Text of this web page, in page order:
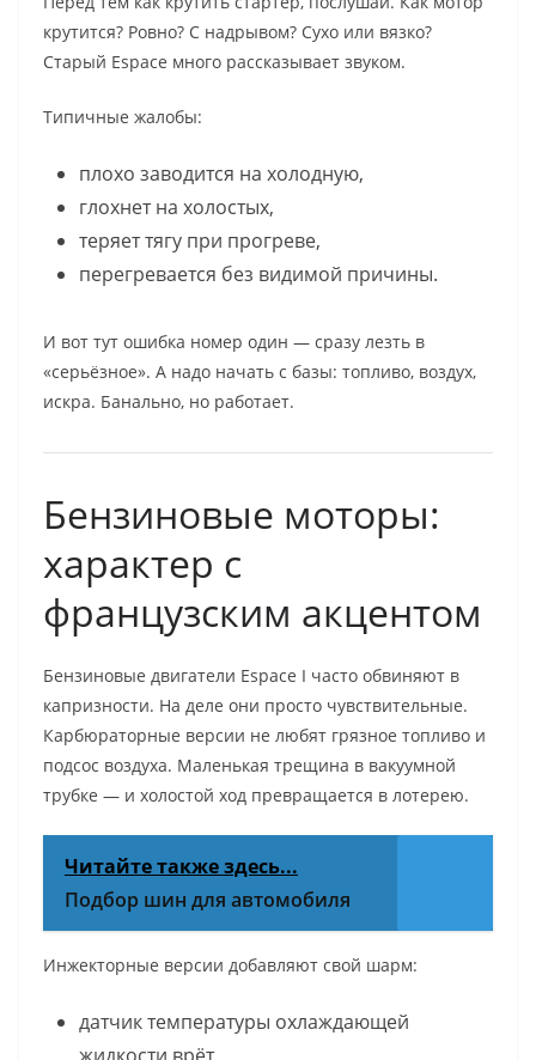
крутится? Ровно? С надрывом? Сухо или вязко?
Старый Espace много рассказывает звуком.
Типичные жалобы:
плохо заводится на холодную,
глохнет на холостых,
теряет тягу при прогреве,
перегревается без видимой причины.
И вот тут ошибка номер один — сразу лезть в
«серьёзное». А надо начать с базы: топливо, воздух,
искра. Банально, но работает.
Бензиновые моторы:
характер с
французским акцентом
Бензиновые двигатели Espace I часто обвиняют в
капризности. На деле они просто чувствительные.
Карбюраторные версии не любят грязное топливо и
подсос воздуха. Маленькая трещина в вакуумной
трубке — и холостой ход превращается в лотерею.
Читайте также здесь...
Подбор шин для автомобиля
Инжекторные версии добавляют свой шарм:
датчик температуры охлаждающей
жидкости врёт,